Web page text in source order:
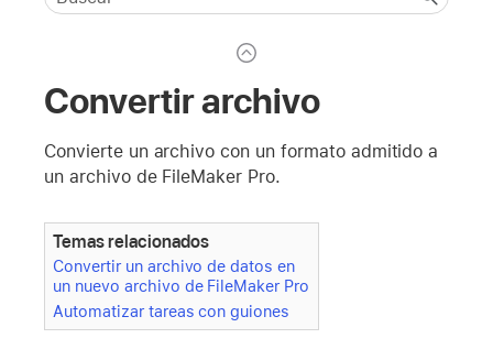
Convertir archivo
Convierte un archivo con un formato admitido a
un archivo de FileMaker Pro.
Temas relacionados
Convertir un archivo de datos en
un nuevo archivo de FileMaker Pro
Automatizar tareas con guiones